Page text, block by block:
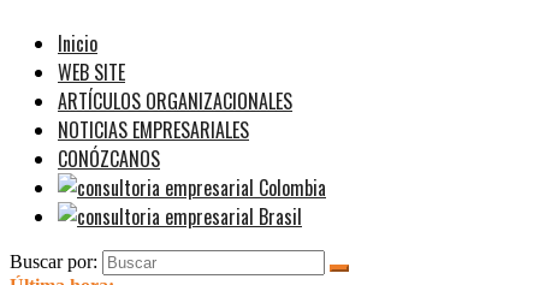
Inicio
WEB SITE
ARTÍCULOS ORGANIZACIONALES
NOTICIAS EMPRESARIALES
CONÓZCANOS
Buscar por: